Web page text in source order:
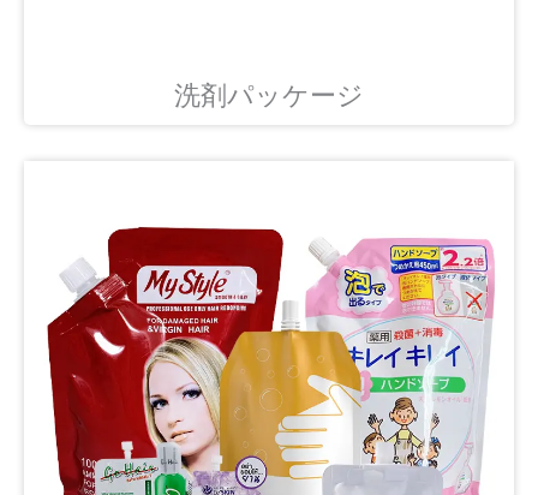
洗剤パッケージ